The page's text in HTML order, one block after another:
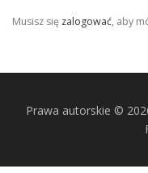
Musisz się zalogować, aby
Prawa autorskie ©